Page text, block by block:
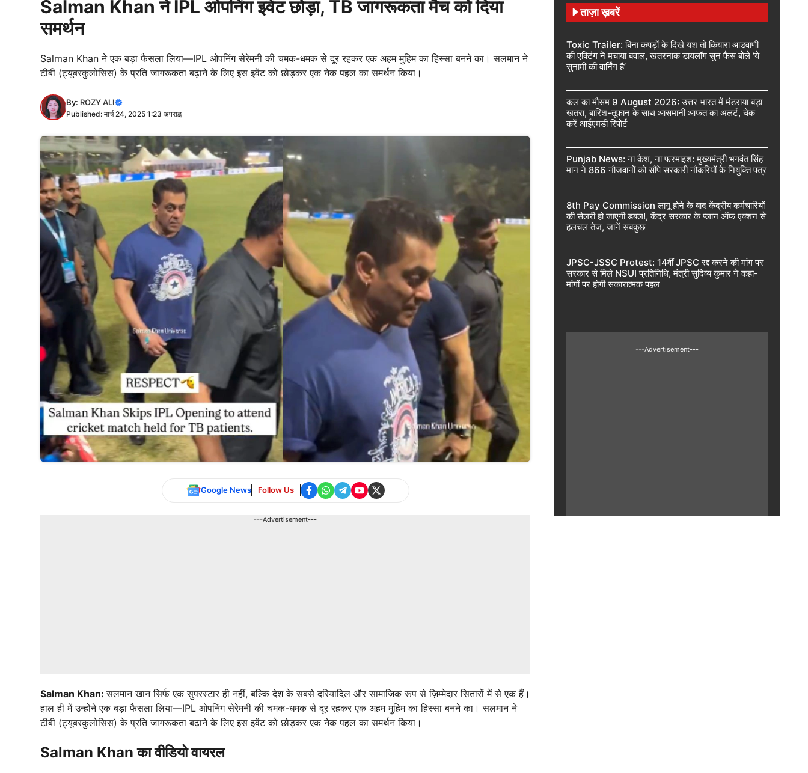
Salman Khan ने IPL ओपनिंग इवेंट छोड़ा, TB जागरूकता मैच को दिया
समर्थन
Salman Khan ने एक बड़ा फैसला लिया—IPL ओपनिंग सेरेमनी की चमक-धमक से दूर रहकर एक अहम मुहिम का हिस्सा बनने का। सलमान ने
टीबी (ट्यूबरकुलोसिस) के प्रति जागरूकता बढ़ाने के लिए इस इवेंट को छोड़कर एक नेक पहल का समर्थन किया।
By: ROZY ALI
Published: मार्च 24, 2025 1:23 अपराह्न
Google News Follow Us
---Advertisement---
Salman Khan:सलमान खान सिर्फ एक सुपरस्टार ही नहीं, बल्कि देश के सबसे दरियादिल और सामाजिक रूप से ज़िम्मेदार सितारों में से एक हैं।
हाल ही में उन्होंने एक बड़ा फैसला लिया—IPL ओपनिंग सेरेमनी की चमक-धमक से दूर रहकर एक अहम मुहिम का हिस्सा बनने का। सलमान ने
टीबी (ट्यूबरकुलोसिस) के प्रति जागरूकता बढ़ाने के लिए इस इवेंट को छोड़कर एक नेक पहल का समर्थन किया।
Salman Khan का वीडियो वायरल
ताज़ा ख़बरें
Toxic Trailer: बिना कपड़ों के दिखे यश तो कियारा आडवाणी
की एक्टिंग ने मचाया बवाल, खतरनाक डायलॉग सुन फैंस बोले ‘ये
सुनामी की वार्निंग है’
कल का मौसम 9 August 2026: उत्तर भारत में मंडराया बड़ा
खतरा, बारिश-तूफान के साथ आसमानी आफत का अलर्ट, चेक
करें आईएमडी रिपोर्ट
Punjab News: ना कैश, ना फरमाइश: मुख्यमंत्री भगवंत सिंह
मान ने 866 नौजवानों को सौंपे सरकारी नौकरियों के नियुक्ति पत्र
8th Pay Commission लागू होने के बाद केंद्रीय कर्मचारियों
की सैलरी हो जाएगी डबल!, केंद्र सरकार के प्लान ऑफ एक्शन से
हलचल तेज, जानें सबकुछ
JPSC-JSSC Protest: 14वीं JPSC रद्द करने की मांग पर
सरकार से मिले NSUI प्रतिनिधि, मंत्री सुदिव्य कुमार ने कहा-
मांगों पर होगी सकारात्मक पहल
---Advertisement---